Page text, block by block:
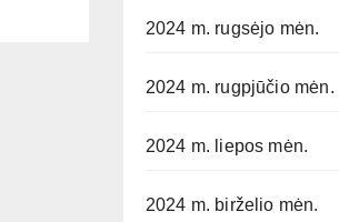
2024 m. rugsėjo mėn.
2024 m. rugpjūčio mėn.
2024 m. liepos mėn.
2024 m. birželio mėn.